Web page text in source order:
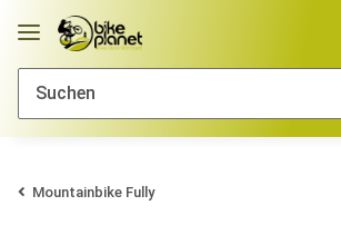
Mountainbike Fully